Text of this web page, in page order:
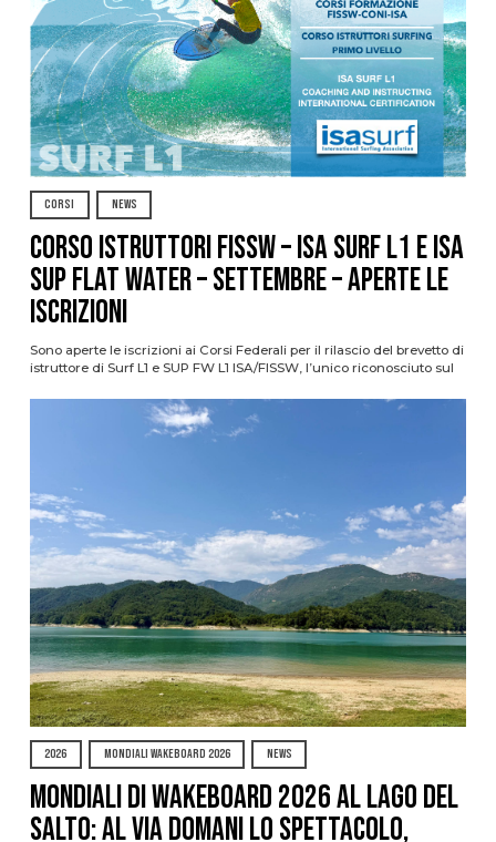
CORSI NEWS
CORSO ISTRUTTORI FISSW – ISA SURF L1 e ISA
SUP Flat Water – SETTEMBRE – APERTE LE
ISCRIZIONI
Sono aperte le iscrizioni ai Corsi Federali per il rilascio del brevetto di
istruttore di Surf L1 e SUP FW L1 ISA/FISSW, l’unico riconosciuto sul
2026 MONDIALI WAKEBOARD 2026 NEWS
Mondiali di Wakeboard 2026 al Lago del
Salto: al via domani lo spettacolo,